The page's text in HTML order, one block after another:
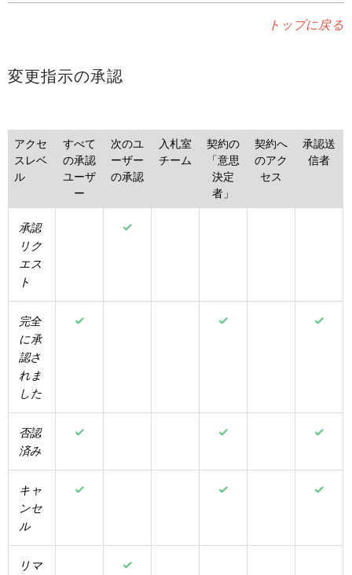
トップに戻る
変更指示の承認
アクセ
スレベ
ル
すべて
の承認
ユーザ
ー
次のユ
ーザー
の承認
入札室
チーム
契約の
「意思
決定
者」
契約へ
のアク
セス
承認送
信者
承認
リク
エス
ト
完全
に承
認さ
れま
した
否認
済み
キャ
ンセ
ル
リマ